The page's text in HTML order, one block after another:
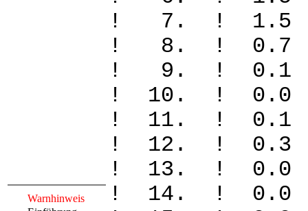
Warnhinweis
! 7. !
! 8. !
! 9. !
! 10. !
! 11. !
! 12. !
! 13. !
! 14. !